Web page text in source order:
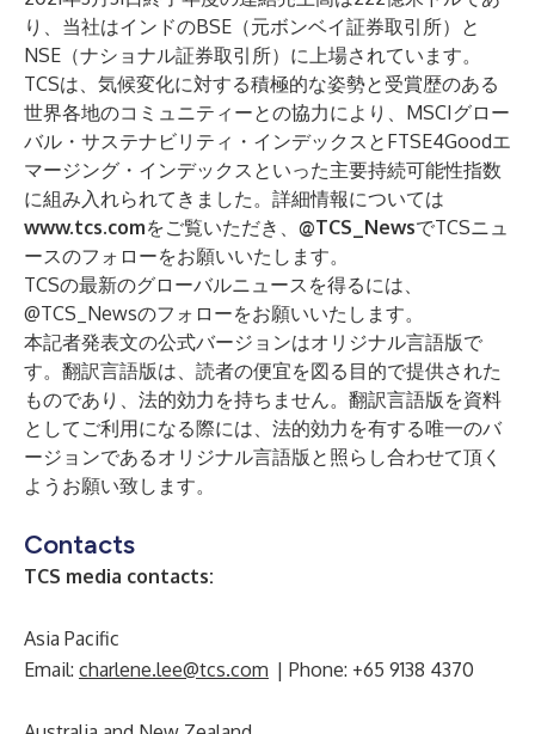
り、当社はインドのBSE（元ボンベイ証券取引所）と
NSE（ナショナル証券取引所）に上場されています。
TCSは、気候変化に対する積極的な姿勢と受賞歴のある
世界各地のコミュニティーとの協力により、MSCIグロー
バル・サステナビリティ・インデックスとFTSE4Goodエ
マージング・インデックスといった主要持続可能性指数
に組み入れられてきました。詳細情報については
www.tcs.comをご覧いただき、 @TCS_NewsでTCSニュ
ースのフォローをお願いいたします。
TCSの最新のグローバルニュースを得るには、
@TCS_Newsのフォローをお願いいたします。
本記者発表文の公式バージョンはオリジナル言語版で
す。翻訳言語版は、読者の便宜を図る目的で提供された
ものであり、法的効力を持ちません。翻訳言語版を資料
としてご利用になる際には、法的効力を有する唯一のバ
ージョンであるオリジナル言語版と照らし合わせて頂く
ようお願い致します。
Contacts
TCS media contacts:
Asia Pacific
Email: charlene.lee@tcs.com | Phone: +65 9138 4370